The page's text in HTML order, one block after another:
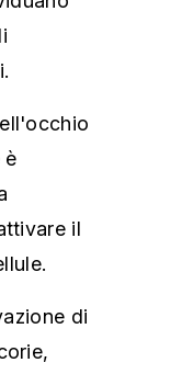
è
il
di